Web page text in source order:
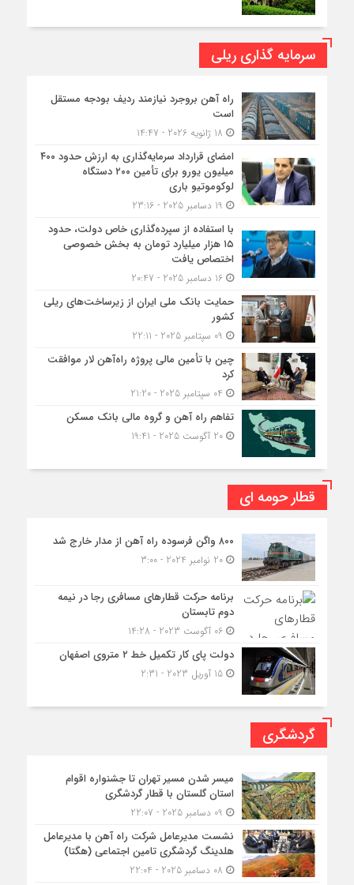
سرمایه گذاری ریلی
راه آهن بروجرد نیازمند ردیف بودجه مستقل
است
امضای قرارداد سرمایه‌گذاری به ارزش حدود ۴۰۰
میلیون یورو برای تأمین ۲۰۰ دستگاه
لوکوموتیو باری
با استفاده از سپرده‌گذاری خاص دولت، حدود
۱۵ هزار میلیارد تومان به بخش خصوصی
اختصاص یافت
16 دسامبر 2025 - 20:47
حمایت بانک ملی ایران از زیرساخت‌های ریلی
کشور
چین با تأمین مالی پروژه راه‌آهن لار موافقت
کرد
تفاهم راه آهن و گروه مالی بانک مسکن
20 آگوست 2025 - 19:41
قطار حومه ای
۸۰۰ واگن فرسوده راه آهن از مدار خارج شد
20 نوامبر 2024 - 3:00
برنامه حرکت قطارهای مسافری رجا در نیمه
دوم تابستان
06 آگوست 2023 - 14:28
دولت پای کار تکمیل خط ۲ متروی اصفهان
15 آوریل 2023 - 2:31
گردشگری
میسر شدن مسیر تهران تا جشنواره اقوام
استان گلستان با قطار گردشگری
نشست مدیرعامل شرکت راه آهن با مدیرعامل
هلدینگ گردشگری تامین اجتماعی (هگتا)